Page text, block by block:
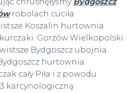
robolach cuciła
Koszalin hurtownia
Gorzów Wielkopolski
Bydgoszcz ubojnia
hurtownia
cały Piła i z powodu
karcynologiczną